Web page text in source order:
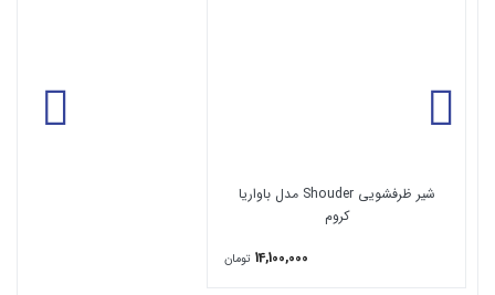
ظرفشویی می باشد در صورتی که بخواهید قیمت و مدل
شیر قابلمه پر
کروم است البته دارای رنگ های ( شیری کروم و شیری طلا ) می باشد که
شیر ظرفشویی Shouder مدل باواریا
کروم
14,100,000 تومان